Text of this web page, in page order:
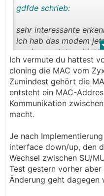
.
gdfde schrieb:
sehr interessante
ich hab das modem
mode gesetzt und
wenn man das vlan 2
unterschied gemacht,
gesetzt war.
Ich vermute du hattest
cloning die MAC vom
Zumindest gehört die
entsteht ein MAC-
Kommunikation
macht.
Je nach
interface down/up, den
Wechsel zwischen SU/
Test gestern vorher
Änderung geht dagegen